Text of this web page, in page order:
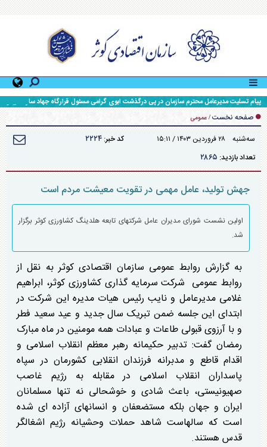
پیام تسلیت مدیرعامل محترم سازمان در پی درگذشت ابوی گرامی مسئول قرارگاه جهاد سازندگی و
محرومیت زدایی سپاه حضرت ولی عصر (عج) خوزستان
صفحه نخست / عمومی
سه‌شنبه ۲۸ فروردين ۱۴۰۳ / ۱۵:۱۱ کد خبر: ۲۲۲۴
تعداد بازدید: ۲۸۶۵
جهش تولید، عامل مهمی در تقویت معیشت مردم است
اولین نشست شورای مدیران عامل شرکتهای تابعه هلدینگ کشاورزی کوثر برگزار
شد.
به گزارش روابط عمومی سازمان اقتصادی کوثر به نقل از
روابط عمومی شرکت سرمایه گذاری کشاورزی کوثر، ابراهیم
غلامی مدیرعامل و نایب رئیس هیات مدیره این شرکت در
ابتدای این جلسه ضمن تبریک سال جدید و عید سعید فطر
و با آرزوی قبولی طاعات و عبادات همه مومنین در ماه مبارک
رمضان گفت: تدبیر حکیمانه رهبر معظم انقلاب اسلامی و
اقدام قاطع و مدبرانه فرزندان انقلابی کشورمان در سپاه
پاسداران انقلاب اسلامی در مقابله به رژیم غاصب
صهیونیستی، باعث شادی و خوشحالی نه تنها مسلمانان
ایران و جهان بلکه مستضعفان و انسانهای آزاده ای شده
است که سالهاست شاهد حملات وحشیانه رژیم اشغالگر
قدس هستند.